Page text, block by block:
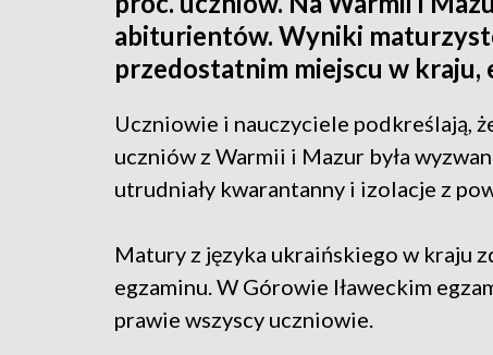
abiturientów. Wyniki
przedostatnim miejscu w kraju,
Uczniowie i nauczyciele podkreślają,
uczniów z Warmii i Mazur była
utrudniały kwarantanny i izolacje z
Matury z języka ukraińskiego w kraju
egzaminu. W Górowie Iławeckim
prawie wszyscy uczniowie.